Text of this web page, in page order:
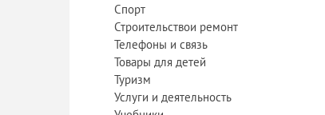
Спорт
Строительствои ремонт
Телефоны и связь
Товары для детей
Туризм
Услуги и деятельность